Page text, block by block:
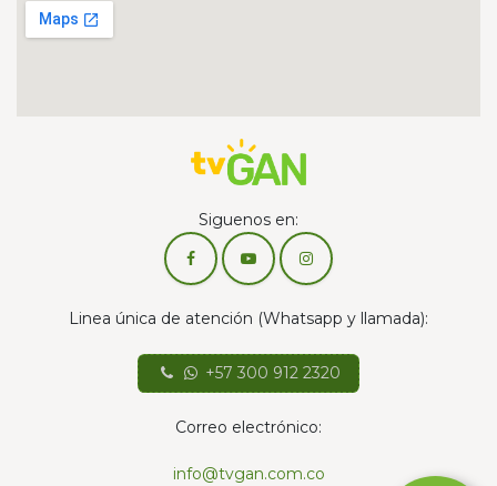
Siguenos en:
Linea única de atención (Whatsapp y llamada):
+57 300 912 2320
Correo electrónico:
info@tvgan.com.co